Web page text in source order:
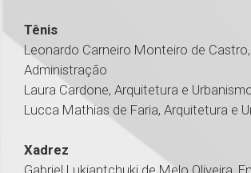
Tênis
Leonardo Carneiro Monteiro de Castro,
Administração
Laura Cardone, Arquitetura e
Lucca Mathias de Faria, Arquitetura e
Xadrez